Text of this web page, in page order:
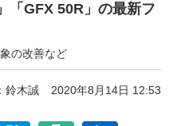
「GFX 50R」の最新フ
の改善など
鈴木誠 2020年8月14日 12:53